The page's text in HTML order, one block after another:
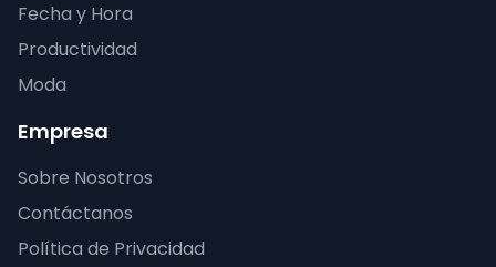
Fecha y Hora
Productividad
Moda
Empresa
Sobre Nosotros
Contáctanos
Política de Privacidad